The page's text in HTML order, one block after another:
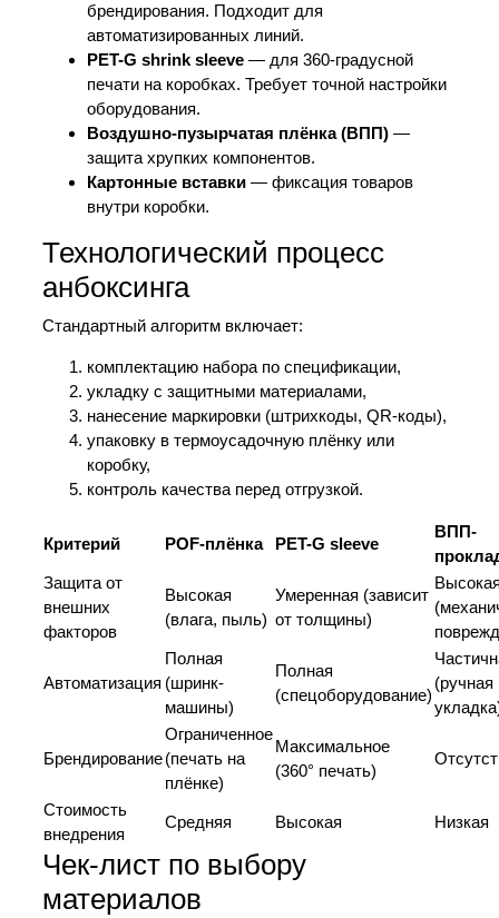
брендирования. Подходит для
автоматизированных линий.
PET-G shrink sleeve— для 360-градусной
печати на коробках. Требует точной настройки
оборудования.
Воздушно-пузырчатая плёнка (ВПП)—
защита хрупких компонентов.
Картонные вставки— фиксация товаров
внутри коробки.
Технологический процесс
анбоксинга
Стандартный алгоритм включает:
комплектацию набора по спецификации,
укладку с защитными материалами,
нанесение маркировки (штрихкоды, QR-коды),
упаковку в термоусадочную плёнку или
коробку,
контроль качества перед отгрузкой.
Критерий POF-плёнка PET-G sleeve
ВПП-
Защита от
внешних
факторов
Высокая
(влага, пыль)
Умеренная (зависит
от толщины)
Автоматизация
Полная
(шринк-
машины)
Полная
(спецоборудование)
(ручная
Брендирование
Ограниченное
(печать на
плёнке)
Максимальное
(360° печать)
Стоимость
внедрения
Средняя Высокая Низкая
Чек-лист по выбору
материалов